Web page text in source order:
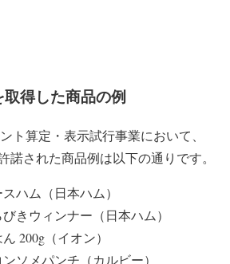
得した商品の例
ト算定・表示試行事業において、
諾された商品例は以下の通りです。
ハム（日本ハム）
きウィンナー（日本ハム）
200g（イオン）
ソメパンチ（カルビー）